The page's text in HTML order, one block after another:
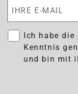
Ich habe die
Kenntnis
und bin mit